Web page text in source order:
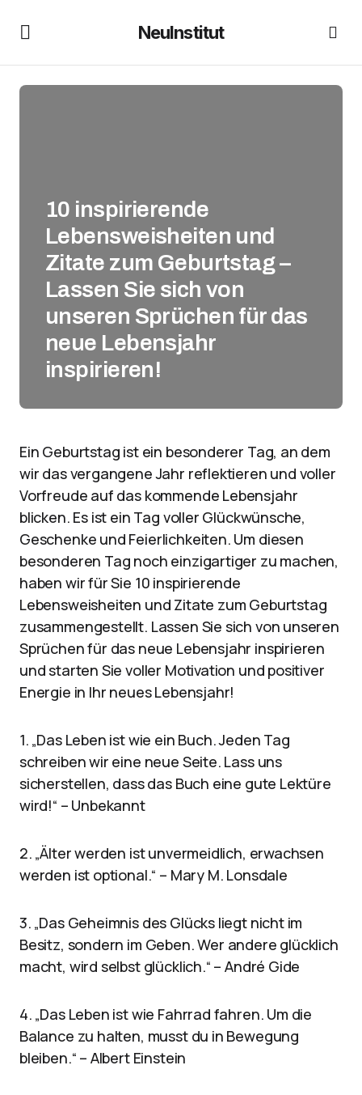
NeuInstitut
10 inspirierende
Lebensweisheiten und
Zitate zum Geburtstag –
Lassen Sie sich von
unseren Sprüchen für das
neue Lebensjahr
inspirieren!
Ein Geburtstag ist ein besonderer Tag, an dem
wir das vergangene Jahr reflektieren und voller
Vorfreude auf das kommende Lebensjahr
blicken. Es ist ein Tag voller Glückwünsche,
Geschenke und Feierlichkeiten. Um diesen
besonderen Tag noch einzigartiger zu machen,
haben wir für Sie 10 inspirierende
Lebensweisheiten und Zitate zum Geburtstag
zusammengestellt. Lassen Sie sich von unseren
Sprüchen für das neue Lebensjahr inspirieren
und starten Sie voller Motivation und positiver
Energie in Ihr neues Lebensjahr!
1. „Das Leben ist wie ein Buch. Jeden Tag
schreiben wir eine neue Seite. Lass uns
sicherstellen, dass das Buch eine gute Lektüre
wird!“ – Unbekannt
2. „Älter werden ist unvermeidlich, erwachsen
werden ist optional.“ – Mary M. Lonsdale
3. „Das Geheimnis des Glücks liegt nicht im
Besitz, sondern im Geben. Wer andere glücklich
macht, wird selbst glücklich.“ – André Gide
4. „Das Leben ist wie Fahrrad fahren. Um die
Balance zu halten, musst du in Bewegung
bleiben.“ – Albert Einstein